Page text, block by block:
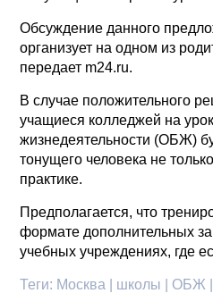
Обсуждение данного
организует на одном из
передает m24.ru.
В случае положительного
учащиеся колледжей на
жизнедеятельности (ОБЖ)
тонущего человека не
практике.
Предполагается, что
формате дополнительных
учебных учреждениях, где
Теги: Москва | школы | ОБЖ |